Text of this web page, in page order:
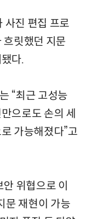
사진 편집 프로
흐릿했던 지문
다.
“최근 고성능
으로도 손의 세
가능해졌다”고
위협으로 이
문 재현이 가능